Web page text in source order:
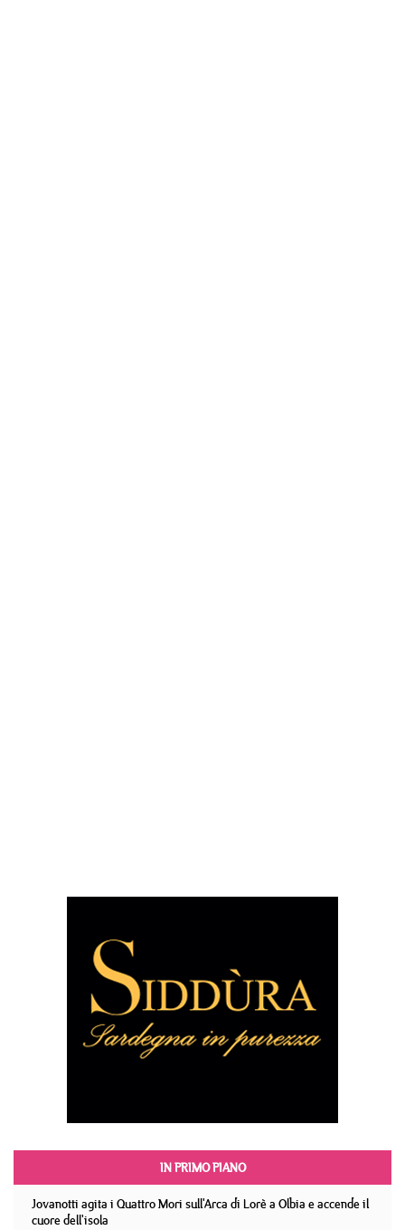
IN PRIMO PIANO
Jovanotti agita i Quattro Mori sull'Arca di Lorè a Olbia e accende il
cuore dell'isola